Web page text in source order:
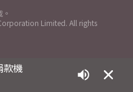
款機
Limited. All rights